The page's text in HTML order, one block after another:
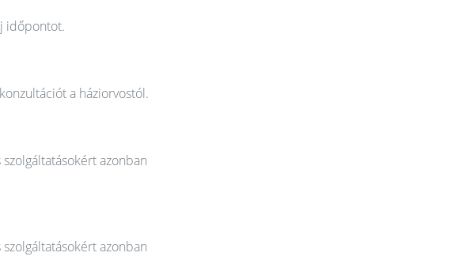
időpontot.
a háziorvostól.
azonban
azonban